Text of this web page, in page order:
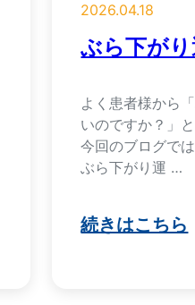
2026.04.18
ぶら下が
よく患者様から
いのですか？」
今回のブログで
ぶら下がり運 …
続きはこちら